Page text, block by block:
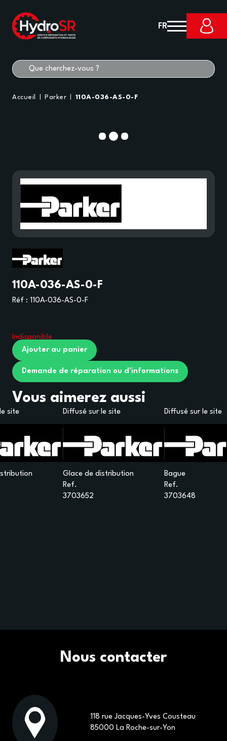
FR
Accueil Parker 110A-036-AS-0-F
110A-036-AS-0-F
Réf : 110A-036-AS-0-F
Indisponible
Ajouter au panier
Demande de réparation ou d'informations
Vous aimerez aussi
site Diffusé sur le site
Glace de distribution
Ref.
3703652
Diffusé sur le site
Bague
Ref.
3703648
Nous contacter
118 rue Jacques-Yves Cousteau
85000 La Roche-sur-Yon